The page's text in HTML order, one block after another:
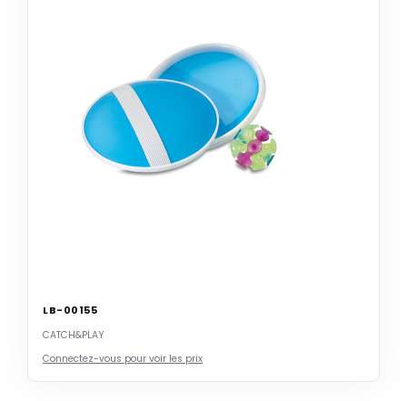
LB-00155
CATCH&PLAY
Connectez-vous pour voir les prix